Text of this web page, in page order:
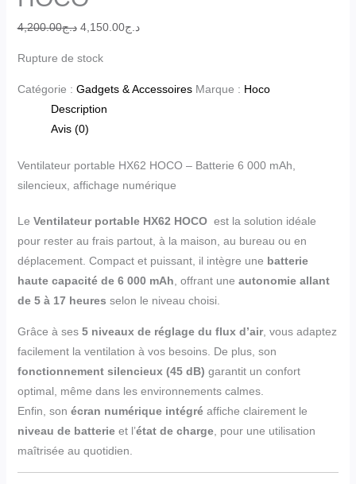
د.ج4,200.00 د.ج4,150.00
Rupture de stock
Catégorie : Gadgets & Accessoires Marque : Hoco
Description
Avis (0)
Ventilateur portable HX62 HOCO – Batterie 6 000 mAh,
silencieux, affichage numérique
Le Ventilateur portable HX62 HOCO est la solution idéale
pour rester au frais partout, à la maison, au bureau ou en
déplacement. Compact et puissant, il intègre une batterie
haute capacité de 6 000 mAh , offrant une autonomie allant
de 5 à 17 heures selon le niveau choisi.
Grâce à ses 5 niveaux de réglage du flux d’air, vous adaptez
facilement la ventilation à vos besoins. De plus, son
fonctionnement silencieux (45 dB) garantit un confort
optimal, même dans les environnements calmes.
Enfin, son écran numérique intégréaffiche clairement le
niveau de batterieet l’état de charge, pour une utilisation
maîtrisée au quotidien.